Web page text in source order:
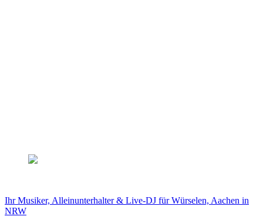
Ihr Musiker, Alleinunterhalter & Live-DJ für Würselen, Aachen in
NRW